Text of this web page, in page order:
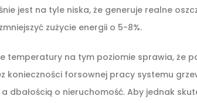
jest na tyle niska, że generuje realne
zużycie energii o 5-8%.
temperatury na tym poziomie sprawia, że
konieczności forsownej pracy systemu
dbałością o nieruchomość. Aby jednak